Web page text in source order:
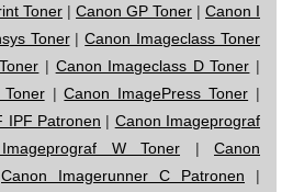
Toner | Canon GP Toner | Canon I
Toner|Canon Imageclass Toner
| Canon Imageclass D Toner |
|Canon ImagePress Toner |
IPF Patronen | Canon Imageprograf
W Toner | Canon
Canon Imagerunner C Patronen |